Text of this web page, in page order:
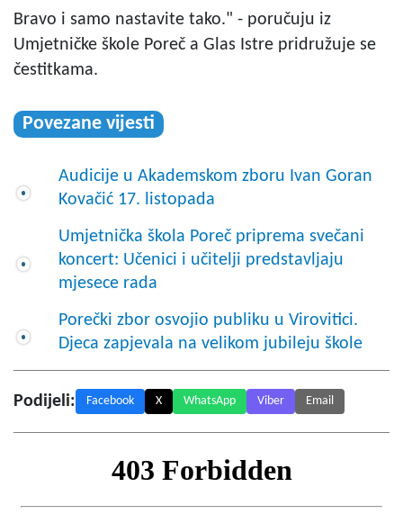
Bravo i samo nastavite tako." - poručuju iz
Umjetničke škole Poreč a Glas Istre pridružuje se
čestitkama.
Povezane vijesti
Audicije u Akademskom zboru Ivan Goran
Kovačić 17. listopada
Umjetnička škola Poreč priprema svečani
koncert: Učenici i učitelji predstavljaju
mjesece rada
Porečki zbor osvojio publiku u Virovitici.
Djeca zapjevala na velikom jubileju škole
Podijeli: Facebook X WhatsApp Viber Email